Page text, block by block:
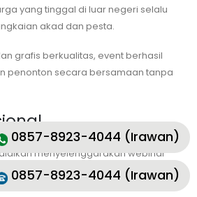
yang tinggal di luar negeri selalu
akad dan pesta.
grafis berkualitas, event berhasil
penonton secara bersamaan tanpa
menyelenggarakan webinar
daerah.
0857-8923-4044 (Irawan)
0857-8923-4044 (Irawan)